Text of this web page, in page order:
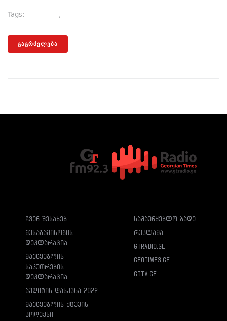
Tags: ,
ᲒᲐᲒᲠᲫᲔᲚᲔᲑᲐ
ჩვენ შესახებ
შესაბამისობის
დეკლარაცია
მაუწყებლის
საკუთრების
დეკლარაცია
აუდიტის დასკვნა 2022
მაუწყებლის ქცევის
კოდექსი
სამაუწყებლო ბადე
რეკლამა
gtradio.ge
geotimes.ge
gttv.ge